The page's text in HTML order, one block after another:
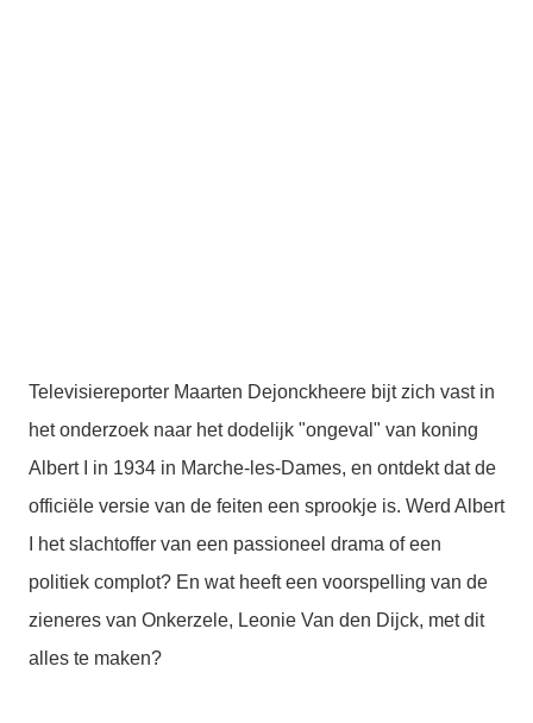
Televisiereporter Maarten Dejonckheere bijt zich vast in
het onderzoek naar het dodelijk "ongeval" van koning
Albert I in 1934 in Marche-les-Dames, en ontdekt dat de
officiële versie van de feiten een sprookje is. Werd Albert
I het slachtoffer van een passioneel drama of een
politiek complot? En wat heeft een voorspelling van de
zieneres van Onkerzele, Leonie Van den Dijck, met dit
alles te maken?